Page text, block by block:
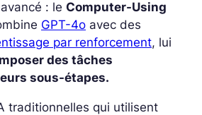
: le Computer-Using
GPT-4o avec des
par renforcement, lui
des tâches
sous-étapes.
traditionnelles qui utilisent